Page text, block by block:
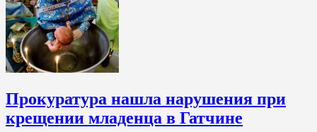
Прокуратура нашла нарушения при
крещении младенца в Гатчине